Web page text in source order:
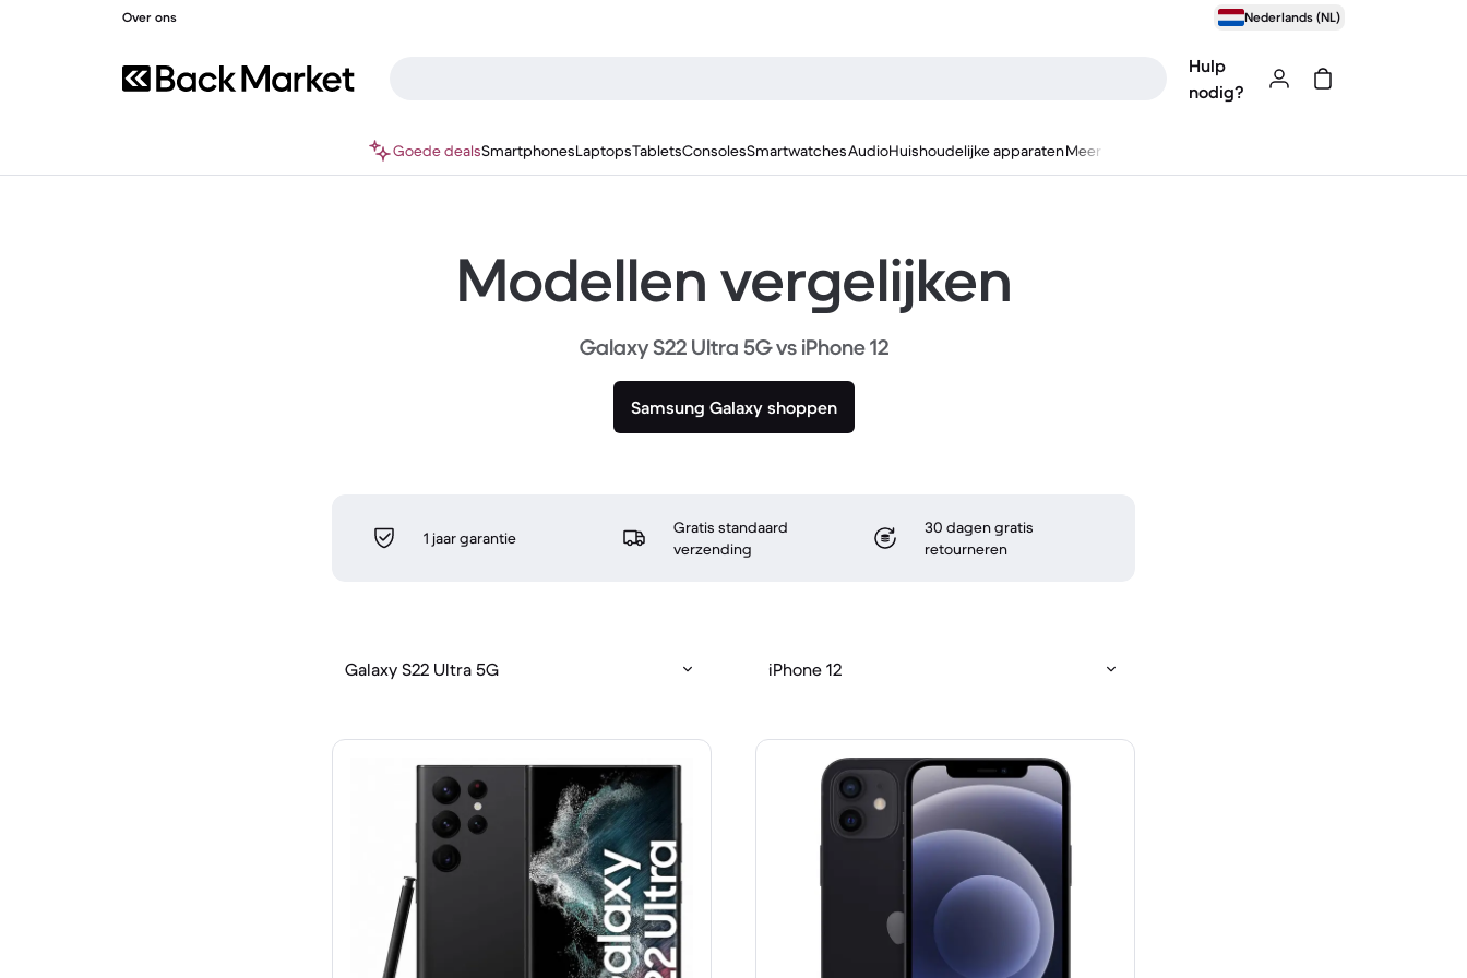
Over ons Nederlands (NL)
Hulp
nodig?
Goede dealsSmartphonesLaptopsTabletsConsolesSmartwatchesAudioHuishoudelijke apparatenMeer
Modellen vergelijken
Galaxy S22 Ultra 5G vs iPhone 12
Samsung Galaxy shoppen
1 jaar garantie
Gratis standaard
verzending
30 dagen gratis
retourneren
Galaxy S22 Ultra 5G iPhone 12